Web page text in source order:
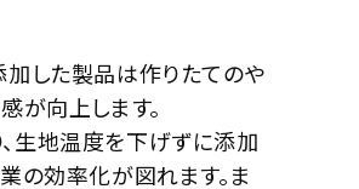
した製品は作りたてのや
が向上します。
生地温度を下げずに添加
の効率化が図れます。ま